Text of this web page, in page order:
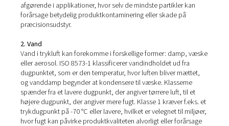
De tre hovedkomponenter i
8573-1
ISO 8573-1 kategoriserer luftrenheden i tre kritiske
faste partikler, vand og olie. Hver kategori har
der definerer koncentrationsniveauerne for disse
stoffer, hvilket giver en klar ramme for opretholdelse af
luftkvaliteten i trykluftsystemer.